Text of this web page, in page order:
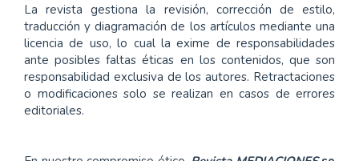
La revista gestiona la revisión, corrección de estilo,
traducción y diagramación de los artículos mediante una
licencia de uso, lo cual la exime de responsabilidades
ante posibles faltas éticas en los contenidos, que son
responsabilidad exclusiva de los autores. Retractaciones
o modificaciones solo se realizan en casos de errores
editoriales.